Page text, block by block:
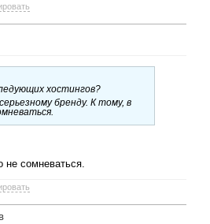
хостингов?
бренду. К тому, в
не сомневаться.